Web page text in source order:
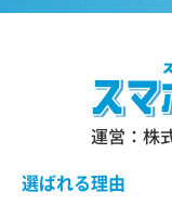
識別情報な
はページを
第３条（個人
当社が個人情報
の製品・異機
言います）と
ービスの提供
す。交換品と
として取り扱
運営：株
選ばれる理由